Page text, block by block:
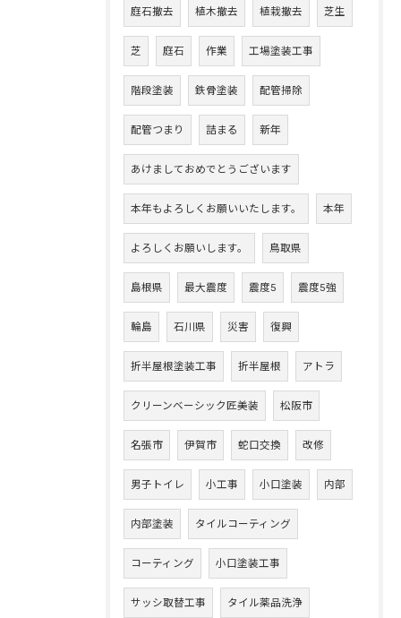
庭石撤去 植木撤去 植栽撤去 芝生
芝 庭石 作業 工場塗装工事
階段塗装 鉄骨塗装 配管掃除
配管つまり 詰まる 新年
あけましておめでとうございます
本年もよろしくお願いいたします。 本年
よろしくお願いします。 鳥取県
島根県 最大震度 震度5 震度5強
輪島 石川県 災害 復興
折半屋根塗装工事 折半屋根 アトラ
クリーンベーシック匠美装 松阪市
名張市 伊賀市 蛇口交換 改修
男子トイレ 小工事 小口塗装 内部
内部塗装 タイルコーティング
コーティング 小口塗装工事
サッシ取替工事 タイル薬品洗浄